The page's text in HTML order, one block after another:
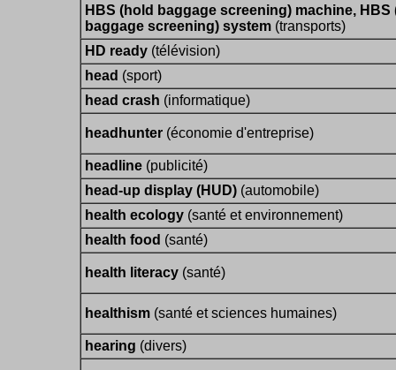
HBS (hold baggage screening) machine, HBS
baggage screening) system (transports)
HD ready (télévision)
head (sport)
head crash (informatique)
headhunter (économie d'entreprise)
headline (publicité)
head-up display (HUD) (automobile)
health ecology (santé et environnement)
health food (santé)
health literacy (santé)
healthism (santé et sciences humaines)
hearing (divers)